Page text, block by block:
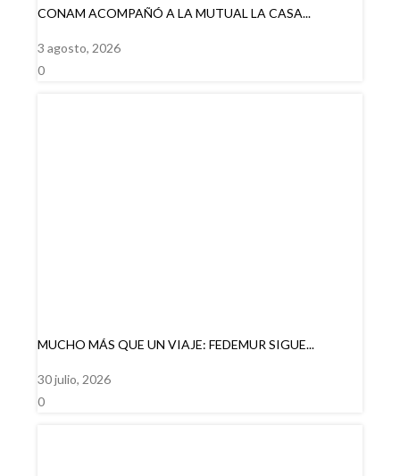
CONAM ACOMPAÑÓ A LA MUTUAL LA CASA...
3 agosto, 2026
0
MUCHO MÁS QUE UN VIAJE: FEDEMUR SIGUE...
30 julio, 2026
0